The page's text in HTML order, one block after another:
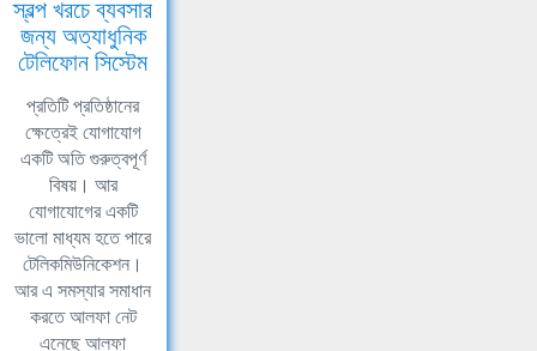
স্বল্প খরচে ব্যবসার
জন্য অত্যাধুনিক
টেলিফোন সিস্টেম
প্রতিটি প্রতিষ্ঠানের
ক্ষেত্রেই যোগাযোগ
একটি অতি গুরুত্বপূর্ণ
বিষয়। আর
যোগাযোগের একটি
ভালো মাধ্যম হতে পারে
টেলিকমিউনিকেশন।
আর এ সমস্যার সমাধান
করতে আলফা নেট
এনেছে আলফা